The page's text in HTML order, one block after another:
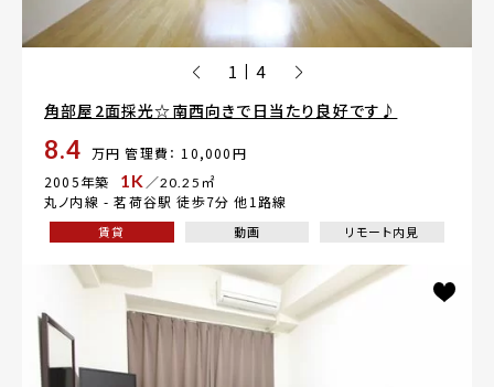
1 | 4
角部屋2面採光☆南西向きで日当たり良好です♪
8.4 万円 管理費： 10,000円
2005年築
1K ／20.25㎡
丸ノ内線 -茗荷谷駅 徒歩7分 他1路線
賃貸 動画 リモート内見